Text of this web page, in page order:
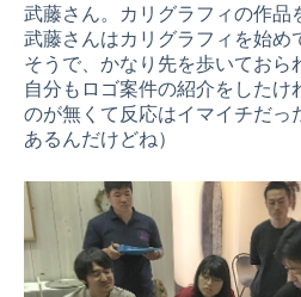
武藤さん。カリグラフィの作品
武藤さんはカリグラフィを始め
そうで、かなり先を歩いておら
自分もロゴ案件の紹介をしたけ
のが無くて反応はイマイチだっ
あるんだけどね）